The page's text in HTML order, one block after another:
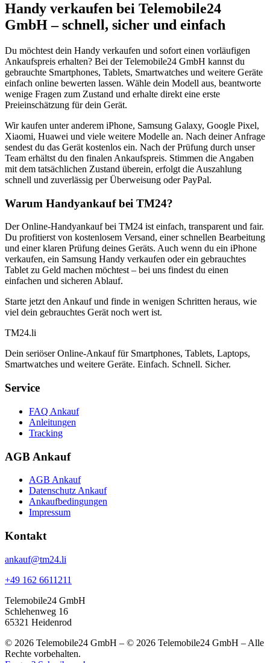
Handy verkaufen bei Telemobile24
GmbH – schnell, sicher und einfach
Du möchtest dein Handy verkaufen und sofort einen vorläufigen
Ankaufspreis erhalten? Bei der Telemobile24 GmbH kannst du
gebrauchte Smartphones, Tablets, Smartwatches und weitere Geräte
einfach online bewerten lassen. Wähle dein Modell aus, beantworte
wenige Fragen zum Zustand und erhalte direkt eine erste
Preieinschätzung für dein Gerät.
Wir kaufen unter anderem iPhone, Samsung Galaxy, Google Pixel,
Xiaomi, Huawei und viele weitere Modelle an. Nach deiner Anfrage
sendest du das Gerät kostenlos ein. Nach der Prüfung durch unser
Team erhältst du den finalen Ankaufspreis. Stimmen die Angaben
mit dem tatsächlichen Zustand überein, erfolgt die Auszahlung
schnell und zuverlässig per Überweisung oder PayPal.
Warum Handyankauf bei TM24?
Der Online-Handyankauf bei TM24 ist einfach, transparent und fair.
Du profitierst von kostenlosem Versand, einer schnellen Bearbeitung
und einer klaren Prüfung deines Geräts. Auch wenn du ein iPhone
verkaufen, ein Samsung Handy verkaufen oder ein gebrauchtes
Tablet zu Geld machen möchtest – bei uns findest du einen
einfachen und sicheren Ablauf.
Starte jetzt den Ankauf und finde in wenigen Schritten heraus, wie
viel dein gebrauchtes Gerät noch wert ist.
TM24.li
Dein seriöser Online-Ankauf für Smartphones, Tablets, Laptops,
Smartwatches und weitere Geräte. Einfach. Schnell. Sicher.
Service
FAQ Ankauf
Anleitungen
Tracking
AGB Ankauf
AGB Ankauf
Datenschutz Ankauf
Ankaufbedingungen
Impressum
Kontakt
ankauf@tm24.li
+49 162 6611211
Telemobile24 GmbH
Schlehenweg 16
65321 Heidenrod
© 2026 Telemobile24 GmbH – © 2026 Telemobile24 GmbH – Alle
Rechte vorbehalten.